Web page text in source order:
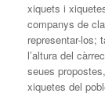
xiquets i
companys de
representar-los;
l’altura del
seues
xiquetes del